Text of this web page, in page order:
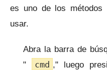
es uno de los
usar.
Abra la barra de
"
cmd ," luego